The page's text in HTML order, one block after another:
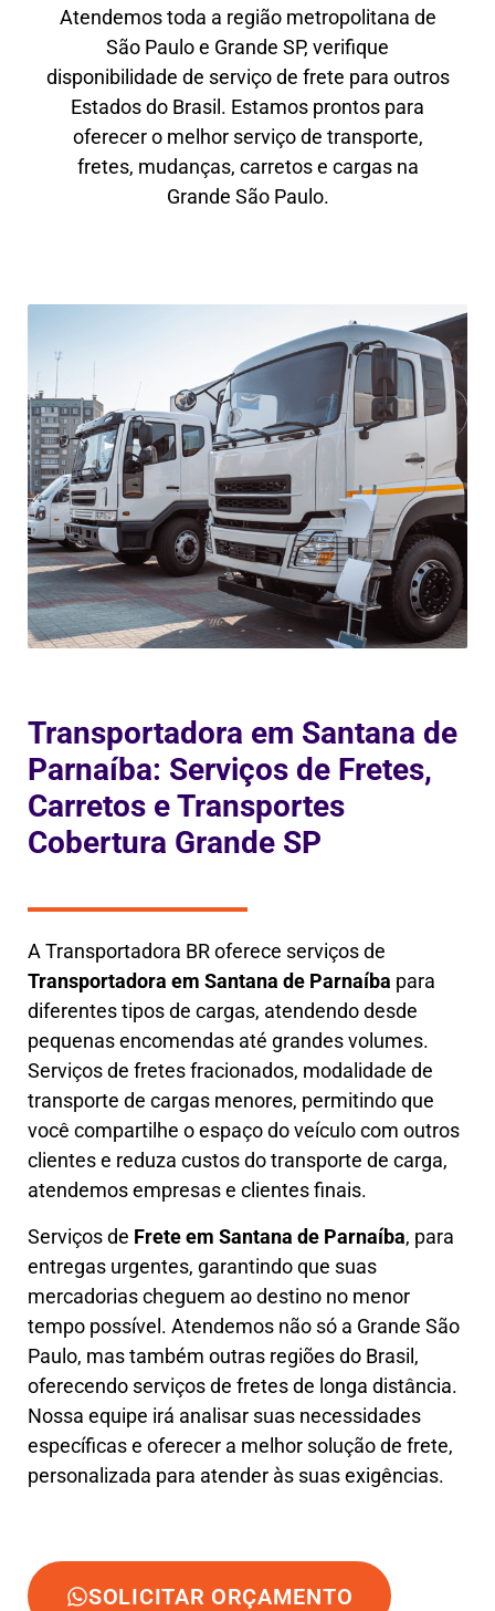
Atendemos toda a região metropolitana de
São Paulo e Grande SP, verifique
disponibilidade de serviço de frete para outros
Estados do Brasil. Estamos prontos para
oferecer o melhor serviço de transporte,
fretes, mudanças, carretos e cargas na
Grande São Paulo.
Transportadora em Santana de
Parnaíba: Serviços de Fretes,
Carretos e Transportes
Cobertura Grande SP
A Transportadora BR oferece serviços de
Transportadora em Santana de Parnaíba para
diferentes tipos de cargas, atendendo desde
pequenas encomendas até grandes volumes.
Serviços de fretes fracionados, modalidade de
transporte de cargas menores, permitindo que
você compartilhe o espaço do veículo com outros
clientes e reduza custos do transporte de carga,
atendemos empresas e clientes finais.
Serviços de Frete em Santana de Parnaíba, para
entregas urgentes, garantindo que suas
mercadorias cheguem ao destino no menor
tempo possível. Atendemos não só a Grande São
Paulo, mas também outras regiões do Brasil,
oferecendo serviços de fretes de longa distância.
Nossa equipe irá analisar suas necessidades
específicas e oferecer a melhor solução de frete,
personalizada para atender às suas exigências.
SOLICITAR ORÇAMENTO